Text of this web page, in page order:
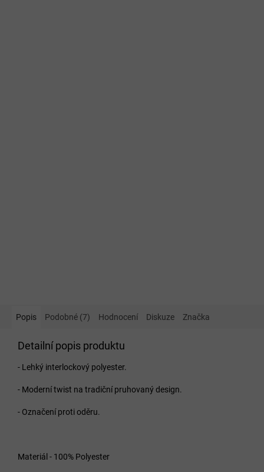
Popis Podobné (7) Hodnocení Diskuze Značka
Detailní popis produktu
- Lehký interlockový polyester.
- Moderní twist na tradiční pruhovaný design.
- Označení proti oděru.
Materiál - 100% Polyester